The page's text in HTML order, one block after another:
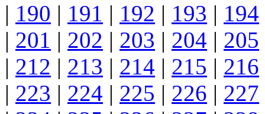
| 190 | 191 | 192 | 193 | 194
| 201 | 202 | 203 | 204 | 205
| 212 | 213 | 214 | 215 | 216
| 223 | 224 | 225 | 226 | 227